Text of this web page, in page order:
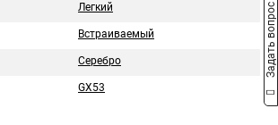
Легкий
Встраиваемый
Серебро
GX53
Задать вопрос